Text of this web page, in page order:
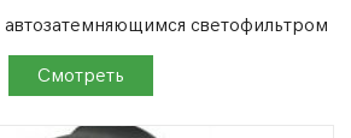
светофильтром